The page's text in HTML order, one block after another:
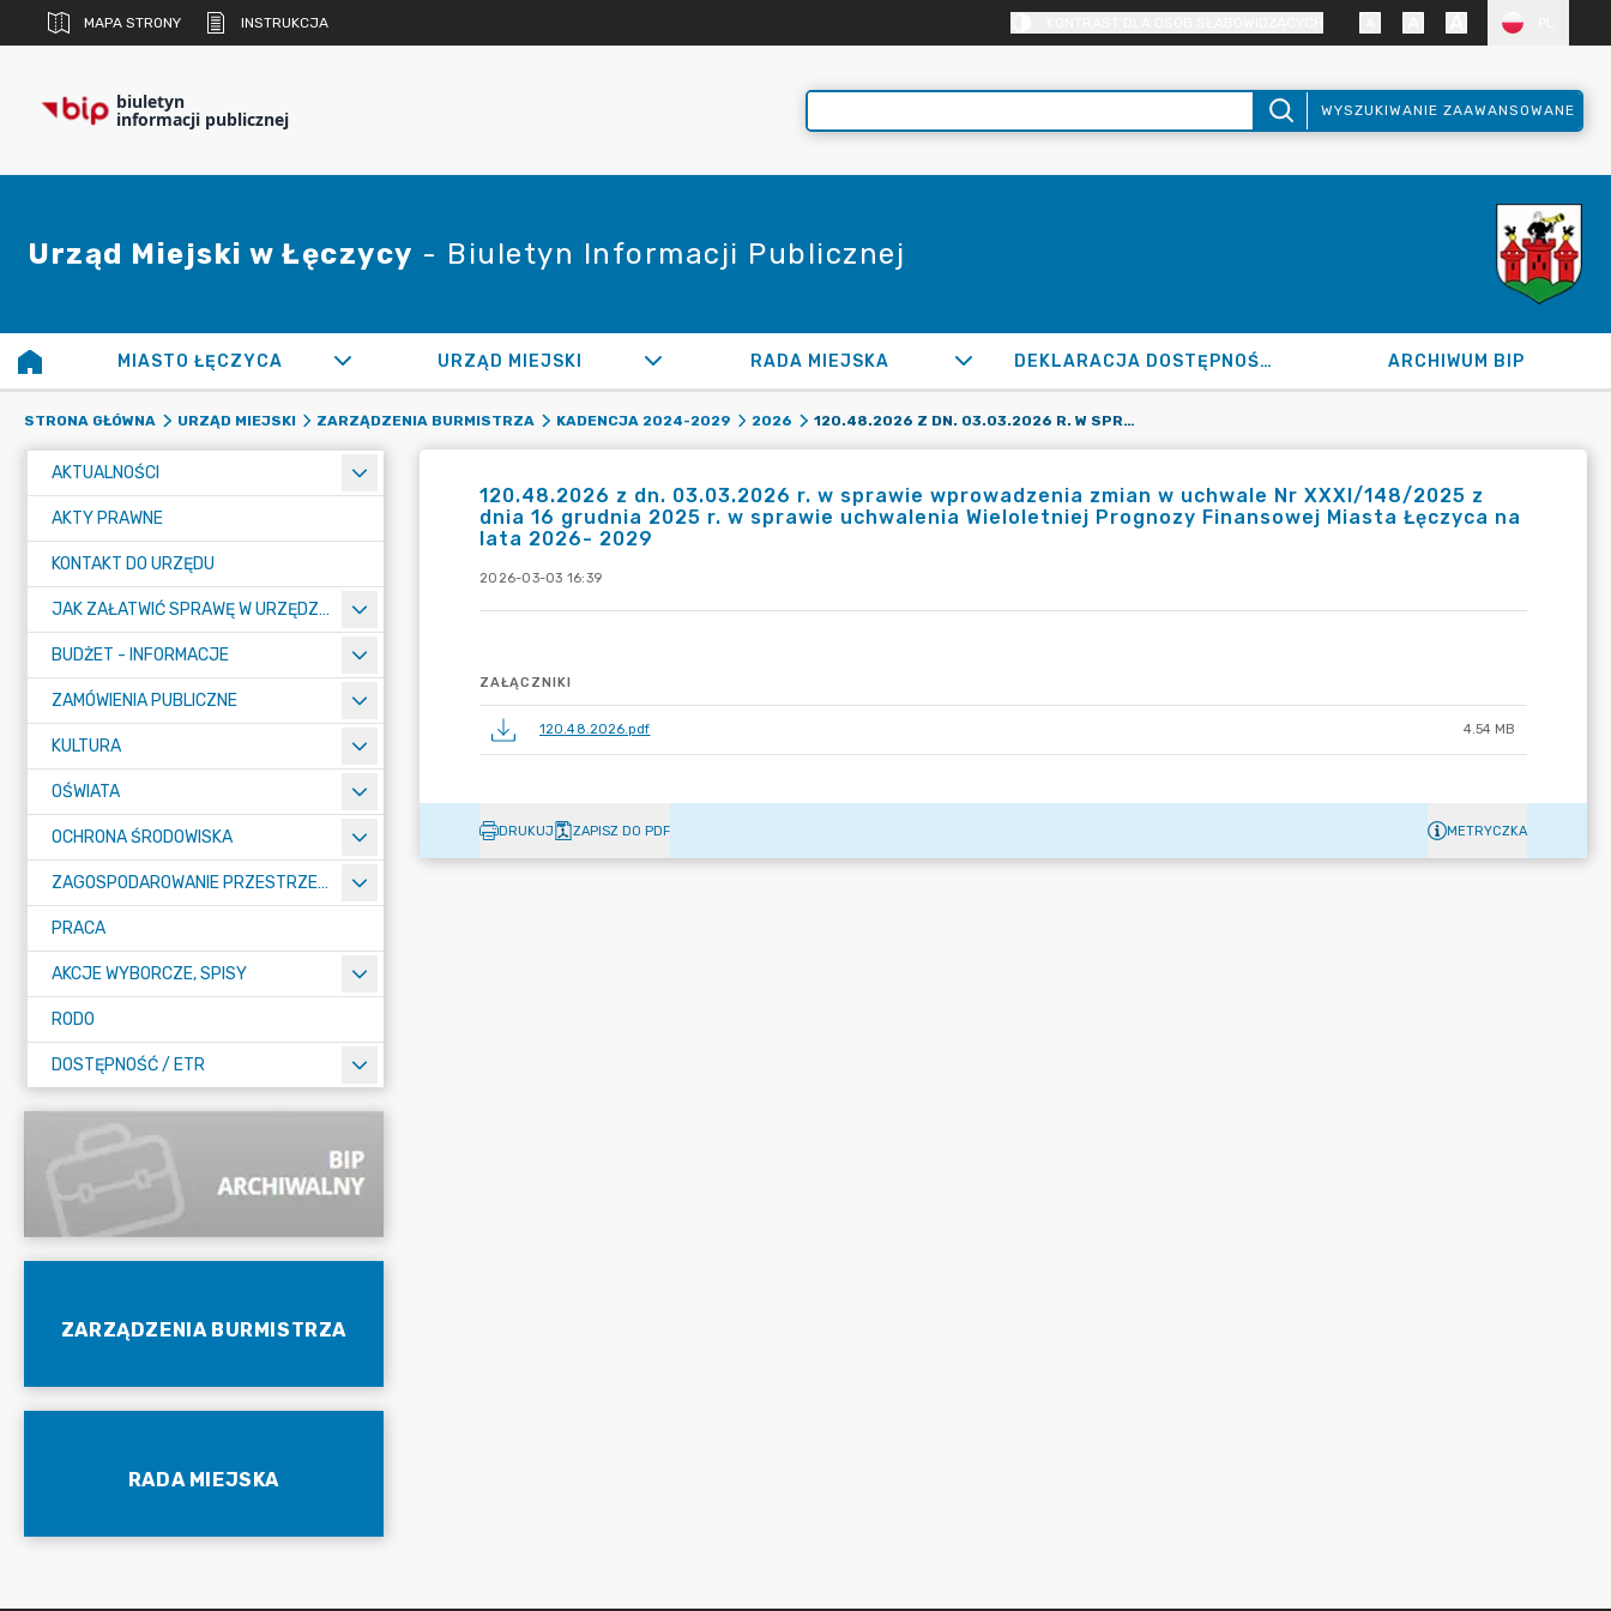
MAPA STRONY INSTRUKCJA
biuletyn
informacji publicznej WYSZUKIWANIE ZAAWANSOWANE
Urząd Miejski w Łęczycy - Biuletyn Informacji Publicznej
MIASTO ŁĘCZYCA URZĄD MIEJSKI RADA MIEJSKA DEKLARACJA DOSTĘPNOŚCI ARCHIWUM BIP
STRONA GŁÓWNA URZĄD MIEJSKI ZARZĄDZENIA BURMISTRZA KADENCJA 2024-2029 2026 120.48.2026 Z DN. 03.03.2026 R. W SPRAWIE WPROWADZENIA ZMIAN W UCHWALE NR XXXI/148/2025 Z DNIA 16 GRUDNIA 2025 R. W SPRAWIE UCHWALENIA WIELOLETNIEJ PROGNOZY FINANSOWEJ MIASTA ŁĘCZYCA NA LATA 2026- 2029
AKTUALNOŚCI
AKTY PRAWNE
KONTAKT DO URZĘDU
JAK ZAŁATWIĆ SPRAWĘ W URZĘDZIE
BUDŻET - INFORMACJE
ZAMÓWIENIA PUBLICZNE
KULTURA
OŚWIATA
OCHRONA ŚRODOWISKA
ZAGOSPODAROWANIE PRZESTRZENNE
PRACA
AKCJE WYBORCZE, SPISY
RODO
DOSTĘPNOŚĆ / ETR
ZARZĄDZENIA BURMISTRZA
RADA MIEJSKA
120.48.2026 z dn. 03.03.2026 r. w sprawie wprowadzenia zmian w uchwale Nr XXXI/148/2025 z
dnia 16 grudnia 2025 r. w sprawie uchwalenia Wieloletniej Prognozy Finansowej Miasta Łęczyca na
lata 2026- 2029
2026-03-03 16:39
ZAŁĄCZNIKI
120.48.2026.pdf 4.54 MB
DRUKUJ ZAPISZ DO PDF METRYCZKA